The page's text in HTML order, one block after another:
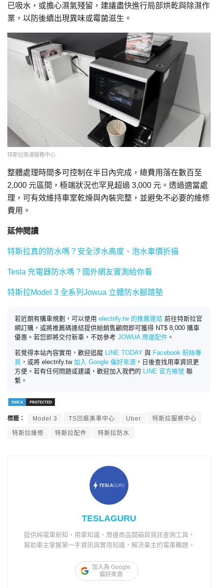
已吸水，或擔心濕氣殘留，建議盡快進行局部烘乾與除濕作
業，以防後續出現異味或霉菌滋生。
特斯拉南港服務中心
整體處理時間多可控制在半日內完成，總費用落在數百至
2,000 元區間，極端狀況也罕見超過 3,000 元。透過適當處
理，可有效維持車室乾燥與內裝完整，並避免不必要的維修
費用。
延伸閱讀
特斯拉真的防水嗎？安全涉水高度、泡水車價折損
Tesla 充電器防水嗎？國外網友實測給你看
特斯拉Model 3 全系列Jowua 立體防水腳踏墊
若近期有購車規劃，可以使用 electrify.tw 的推薦連結 前往特斯拉官
網訂購，或將推薦碼連結提供給銷售顧問即可獲得 NT$ 8,000 購車
優惠。若您即將交付新車，不妨參考 JOWUA 周邊配件 。
若覺得本站內容實用，歡迎追蹤 LINE TODAY 與 Facebook 粉絲專
頁 ，或將 electrify.tw 加入 Google 偏好來源 ，日後查找用車資訊更
方便。若有任何問題或建議，歡迎加入我們的
LINE 官方帳號 聯
繫。
標籤： Model 3 TS凹痕美車中心 Uber 特斯拉服務中心
特斯拉維修 特斯拉配件 特斯拉防水
TESLAGURU
提供純電車新知、用車知識、周邊商品開箱與資訊查詢工具，
幫助車主掌握第一手資訊與實用知識，解決車主的電車難題。
加入為 Google
偏好來源